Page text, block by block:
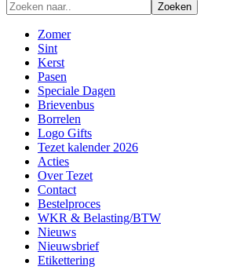
Zoeken
Zomer
Sint
Kerst
Pasen
Speciale Dagen
Brievenbus
Borrelen
Logo Gifts
Tezet kalender 2026
Acties
Over Tezet
Contact
Bestelproces
WKR & Belasting/BTW
Nieuws
Nieuwsbrief
Etikettering